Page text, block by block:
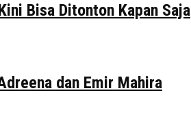
Bisa Ditonton Kapan Saja
dan Emir Mahira